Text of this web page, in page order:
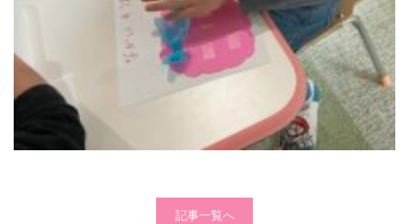
記事一覧へ